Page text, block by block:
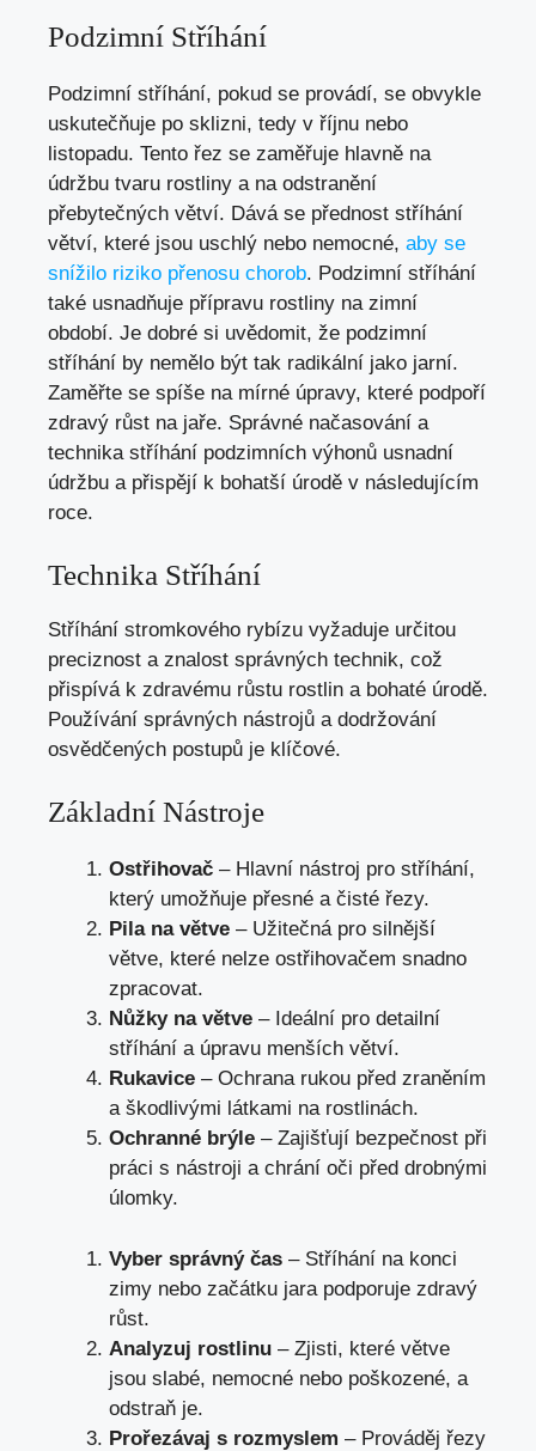
Podzimní Stříhání
Podzimní stříhání, pokud se provádí, se obvykle
uskutečňuje po sklizni, tedy v říjnu nebo
listopadu. Tento řez se zaměřuje hlavně na
údržbu tvaru rostliny a na odstranění
přebytečných větví. Dává se přednost stříhání
větví, které jsou uschlý nebo nemocné, aby se
snížilo riziko přenosu chorob. Podzimní stříhání
také usnadňuje přípravu rostliny na zimní
období. Je dobré si uvědomit, že podzimní
stříhání by nemělo být tak radikální jako jarní.
Zaměřte se spíše na mírné úpravy, které podpoří
zdravý růst na jaře. Správné načasování a
technika stříhání podzimních výhonů usnadní
údržbu a přispějí k bohatší úrodě v následujícím
roce.
Technika Stříhání
Stříhání stromkového rybízu vyžaduje určitou
preciznost a znalost správných technik, což
přispívá k zdravému růstu rostlin a bohaté úrodě.
Používání správných nástrojů a dodržování
osvědčených postupů je klíčové.
Základní Nástroje
Ostřihovač – Hlavní nástroj pro stříhání,
který umožňuje přesné a čisté řezy.
Pila na větve – Užitečná pro silnější
větve, které nelze ostřihovačem snadno
zpracovat.
Nůžky na větve – Ideální pro detailní
stříhání a úpravu menších větví.
Rukavice – Ochrana rukou před zraněním
a škodlivými látkami na rostlinách.
Ochranné brýle – Zajišťují bezpečnost při
práci s nástroji a chrání oči před drobnými
úlomky.
Vyber správný čas – Stříhání na konci
zimy nebo začátku jara podporuje zdravý
růst.
Analyzuj rostlinu – Zjisti, které větve
jsou slabé, nemocné nebo poškozené, a
odstraň je.
Prořezávaj s rozmyslem – Prováděj řezy